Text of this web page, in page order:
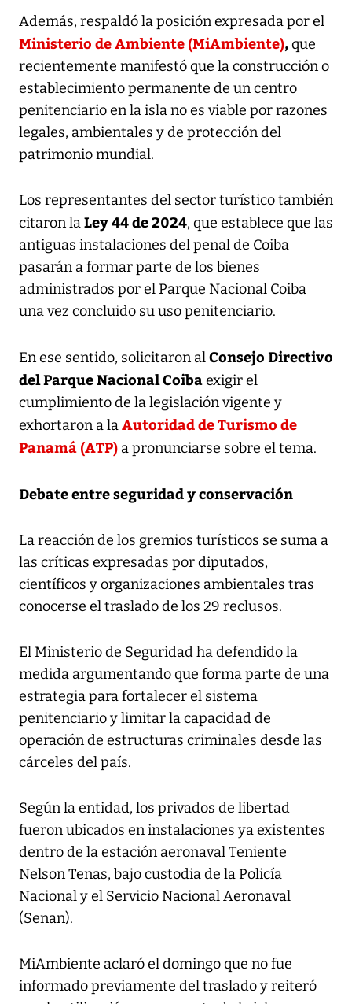
Además, respaldó la posición expresada por el
Ministerio de Ambiente (MiAmbiente),que
recientemente manifestó que la construcción o
establecimiento permanente de un centro
penitenciario en la isla no es viable por razones
legales, ambientales y de protección del
patrimonio mundial.
Los representantes del sector turístico también
citaron laLey 44 de 2024, que establece que las
antiguas instalaciones del penal de Coiba
pasarán a formar parte de los bienes
administrados por el Parque Nacional Coiba
una vez concluido su uso penitenciario.
En ese sentido, solicitaron alConsejo Directivo
del Parque Nacional Coibaexigir el
cumplimiento de la legislación vigente y
exhortaron a laAutoridad de Turismo de
Panamá (ATP) a pronunciarse sobre el tema.
Debate entre seguridad y conservación
La reacción de los gremios turísticos se suma a
las críticas expresadas por diputados,
científicos y organizaciones ambientales tras
conocerse el traslado de los 29 reclusos.
El Ministerio de Seguridad ha defendido la
medida argumentando que forma parte de una
estrategia para fortalecer el sistema
penitenciario y limitar la capacidad de
operación de estructuras criminales desde las
cárceles del país.
Según la entidad, los privados de libertad
fueron ubicados en instalaciones ya existentes
dentro de la estación aeronaval Teniente
Nelson Tenas, bajo custodia de la Policía
Nacional y el Servicio Nacional Aeronaval
(Senan).
MiAmbiente aclaró el domingo que no fue
informado previamente del traslado y reiteró